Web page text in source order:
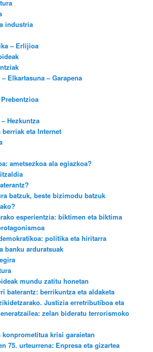
industria
– Erlijioa
Elkartasuna – Garapena
Hezkuntza
berriak eta Internet
ametsezkoa ala egiazkoa?
batzuk, beste bizimodu batzuk
esperientzia: biktimen eta biktima
politika eta hiritarra
banku arduratsuak
mundu zatitu honetan
baterantz: berrikuntza eta aldaketa
Justizia erretributiboa eta
zelan bideratu terrorismoko
konprometitua krisi garaietan
75. urteurrena: Enpresa eta gizartea